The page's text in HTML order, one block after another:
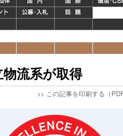
流系が取得
>> この記事を印刷する（PDF